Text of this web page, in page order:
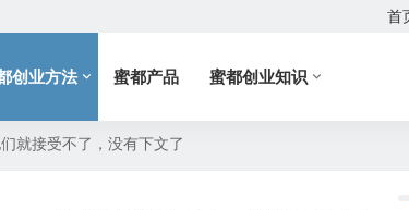
首
创业方法 蜜都产品 蜜都创业知识
就接受不了，没有下文了